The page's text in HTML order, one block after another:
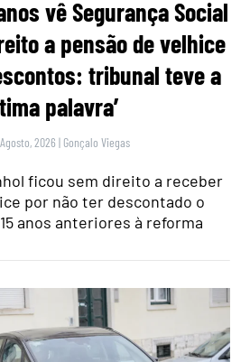
vê Segurança Social
a pensão de velhice
tribunal teve a
palavra’
2026 | Gonçalo Viegas
ficou sem direito a receber
por não ter descontado o
anos anteriores à reforma